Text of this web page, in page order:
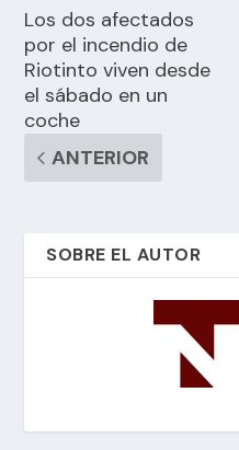
Los dos afectados
por el incendio de
Riotinto viven desde
el sábado en un
coche
ANTERIOR
SOBRE EL AUTOR